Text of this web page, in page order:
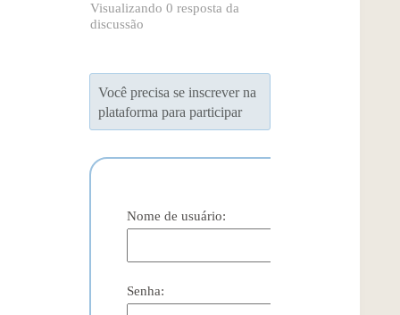
Visualizando 0 resposta da
discussão
Você precisa se inscrever na
plataforma para participar
Nome de usuário:
Senha: